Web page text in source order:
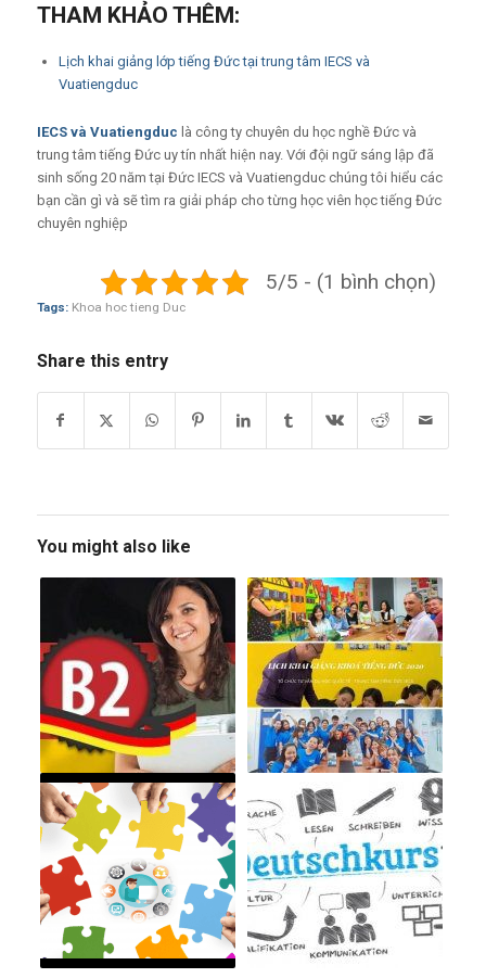
THAM KHẢO THÊM:
Lịch khai giảng lớp tiếng Đức tại trung tâm IECS và
Vuatiengduc
IECSvà Vuatiengduc là công ty chuyên du học nghề Đức và
trung tâm tiếng Đức uy tín nhất hiện nay. Với đội ngữ sáng lập đã
sinh sống 20 năm tại Đức IECS và Vuatiengduc chúng tôi hiểu các
bạn cần gì và sẽ tìm ra giải pháp cho từng học viên học tiếng Đức
chuyên nghiệp
5/5 - (1 bình chọn)
Tags: Khoa hoc tieng Duc
Share this entry
You might also like